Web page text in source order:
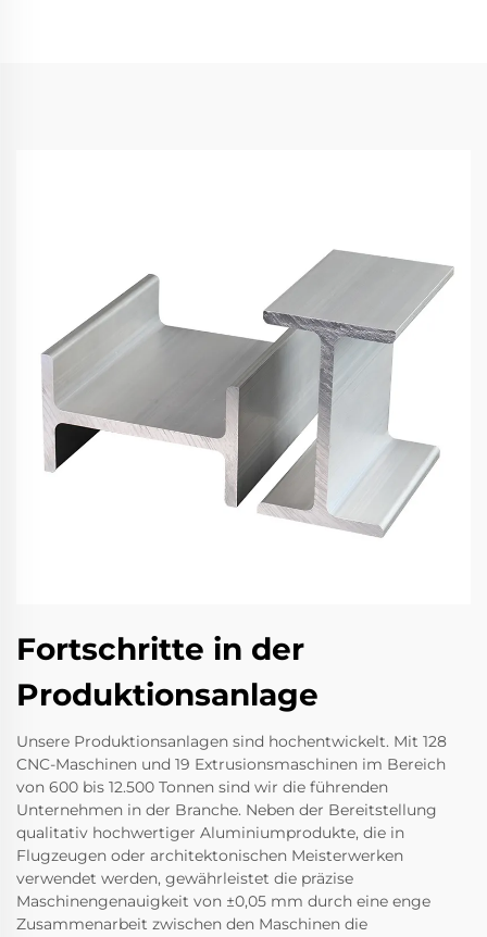
Fortschritte in der
Produktionsanlage
Unsere Produktionsanlagen sind hochentwickelt. Mit 128
CNC-Maschinen und 19 Extrusionsmaschinen im Bereich
von 600 bis 12.500 Tonnen sind wir die führenden
Unternehmen in der Branche. Neben der Bereitstellung
qualitativ hochwertiger Aluminiumprodukte, die in
Flugzeugen oder architektonischen Meisterwerken
verwendet werden, gewährleistet die präzise
Maschinengenauigkeit von ±0,05 mm durch eine enge
Zusammenarbeit zwischen den Maschinen die